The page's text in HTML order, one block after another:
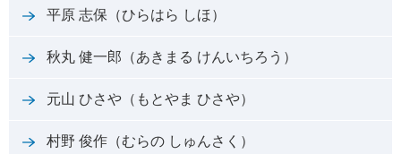
平原 志保（ひらはら しほ）
秋丸 健一郎（あきまる けんいちろう）
元山 ひさや（もとやま ひさや）
村野 俊作（むらの しゅんさく）